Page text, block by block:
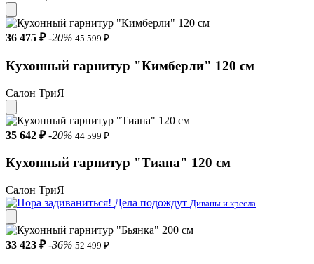
36 475 ₽ -20% 45 599 ₽
Кухонный гарнитур "Кимберли" 120 см
Салон ТриЯ
35 642 ₽ -20% 44 599 ₽
Кухонный гарнитур "Тиана" 120 см
Салон ТриЯ
Диваны и кресла
33 423 ₽ -36% 52 499 ₽